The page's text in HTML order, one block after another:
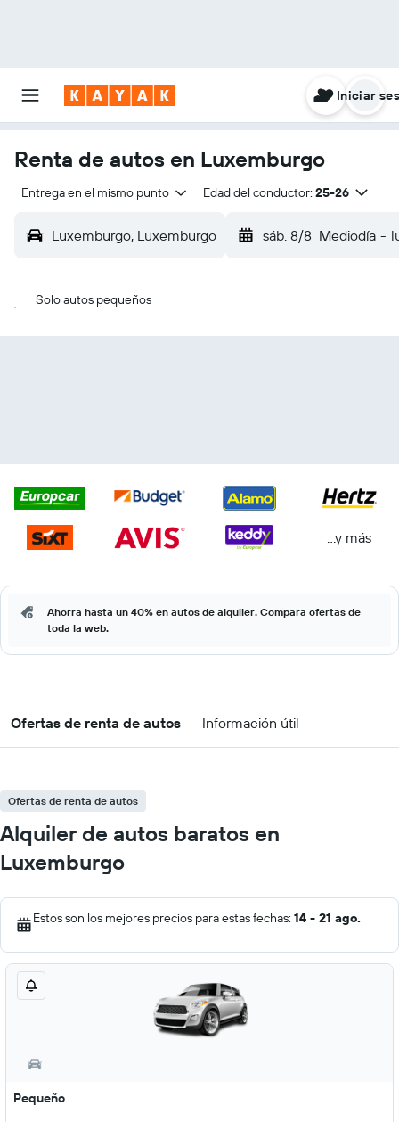
Iniciar
Renta de autos en Luxemburgo
Entrega en el mismo punto Edad del conductor: 25-26
Luxemburgo, Luxemburgo sáb. 8/8 Mediodía -
Solo autos pequeños
...y más
Ahorra hasta un 40% en autos de alquiler. Compara ofertas de
toda la web.
Ofertas de renta de autos Información útil
Ofertas de renta de autos
Alquiler de autos baratos en
Luxemburgo
Estos son los mejores precios para estas fechas: 14 - 21 ago.
Pequeño